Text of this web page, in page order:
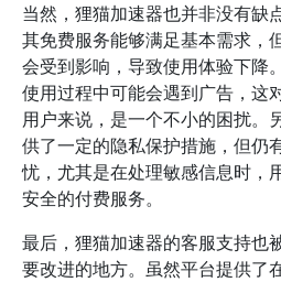
当然，狸猫加速器也并非没有缺
其免费服务能够满足基本需求，
会受到影响，导致使用体验下降
使用过程中可能会遇到广告，这
用户来说，是一个不小的困扰。
供了一定的隐私保护措施，但仍
忧，尤其是在处理敏感信息时，
安全的付费服务。
最后，狸猫加速器的客服支持也
要改进的地方。虽然平台提供了